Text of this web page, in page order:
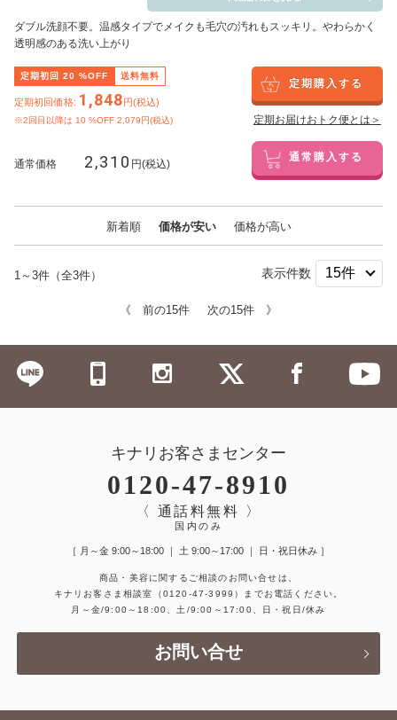
ダブル洗顔不要。温感タイプでメイクも毛穴の汚れもスッキリ。やわらかく
透明感のある洗い上がり
定期初回 20 %OFF 送料無料
定期初回価格: 1,848円(税込)
※2回目以降は 10 %OFF 2,079円(税込)
定期購入する
定期お届けおトク便とは＞
通常価格 2,310 円(税込) 通常購入する
新着順 価格が安い 価格が高い
1～3件（全3件） 表示件数
《 前の15件 次の15件 》
キナリお客さまセンター
0120-47-8910
〈 通話料無料 〉
国内のみ
［ 月～金 9:00～18:00 ｜ 土 9:00～17:00 ｜ 日・祝日休み ］
商品・美容に関するご相談のお問い合せは、
キナリお客さま相談室
（0120-47-3999）
までお電話ください。
月～金/9:00～18:00、土/9:00～17:00、日・祝日/休み
お問い合せ